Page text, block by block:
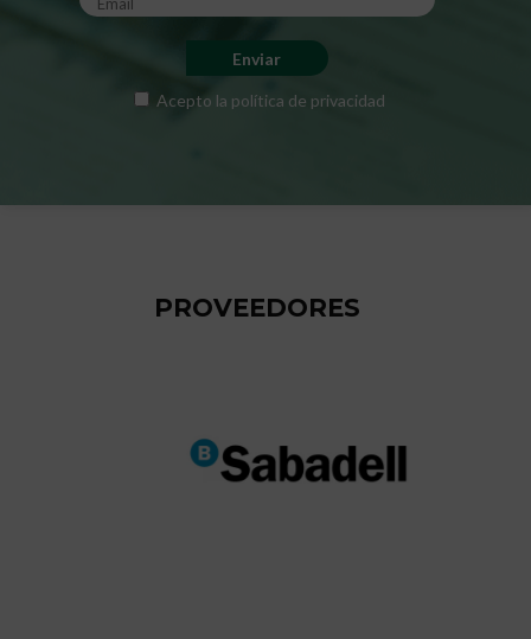
Acepto la política de privacidad
PROVEEDORES